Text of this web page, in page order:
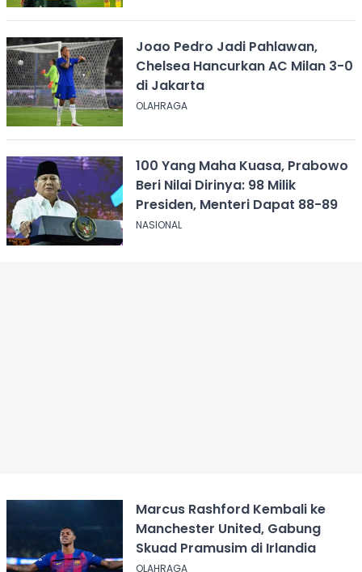
Joao Pedro Jadi Pahlawan,
Chelsea Hancurkan AC Milan 3-0
di Jakarta
OLAHRAGA
100 Yang Maha Kuasa, Prabowo
Beri Nilai Dirinya: 98 Milik
Presiden, Menteri Dapat 88-89
NASIONAL
Marcus Rashford Kembali ke
Manchester United, Gabung
Skuad Pramusim di Irlandia
OLAHRAGA